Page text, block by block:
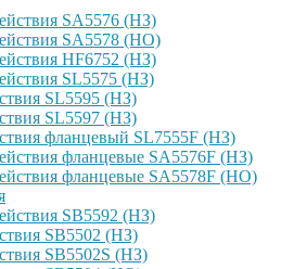
SA5576 (НЗ)
SA5578 (НО)
HF6752 (НЗ)
SL5575 (НЗ)
SL5595 (НЗ)
SL5597 (НЗ)
фланцевый SL7555F (НЗ)
фланцевые SA5576F (НЗ)
фланцевые SA5578F (НО)
SB5592 (НЗ)
SB5502 (НЗ)
SB5502S (НЗ)